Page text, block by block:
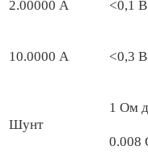
2.00000 А <0,1 B
10.0000 А <0,3 В
Шунт
1 Ом
0.008